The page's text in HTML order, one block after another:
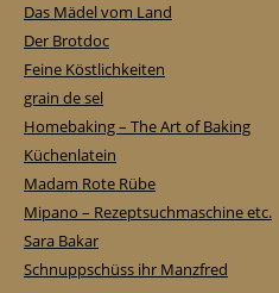
Das Mädel vom Land
Der Brotdoc
Feine Köstlichkeiten
grain de sel
Homebaking – The Art of Baking
Küchenlatein
Madam Rote Rübe
Mipano – Rezeptsuchmaschine etc.
Sara Bakar
Schnuppschüss ihr Manzfred